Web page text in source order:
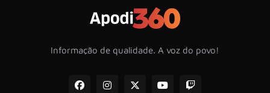
Informação de qualidade. A voz do povo!